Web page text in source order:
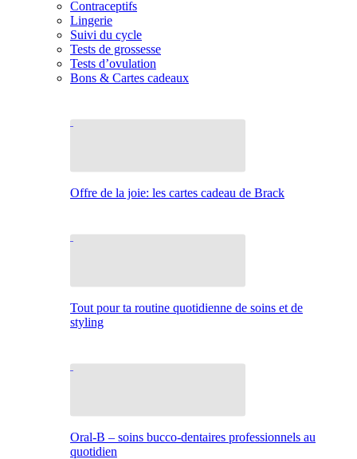
Contraceptifs
Lingerie
Suivi du cycle
Tests de grossesse
Tests d’ovulation
Bons & Cartes cadeaux
Offre de la joie: les cartes cadeau de Brack
Tout pour ta routine quotidienne de soins et de
styling
Oral-B – soins bucco-dentaires professionnels au
quotidien